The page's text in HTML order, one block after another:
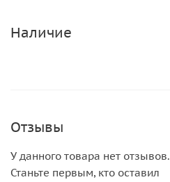
Наличие
Отзывы
У данного товара нет отзывов.
Станьте первым, кто оставил